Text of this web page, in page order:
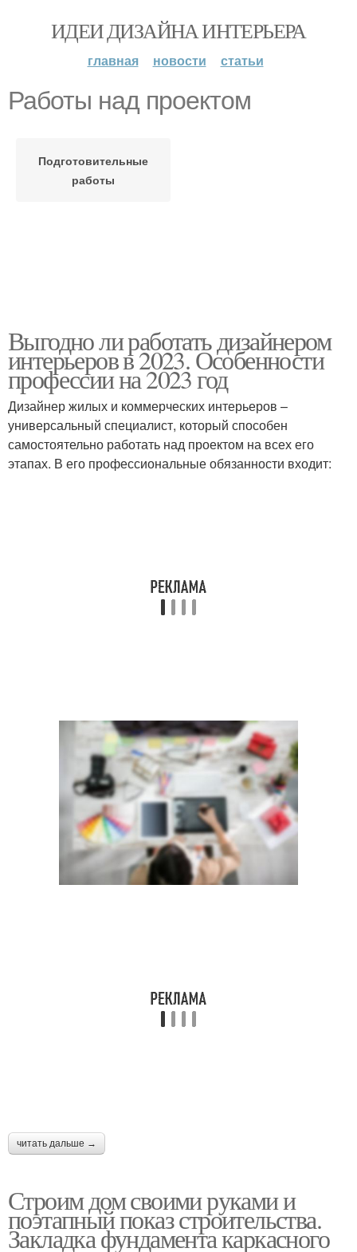
ИДЕИ ДИЗАЙНА ИНТЕРЬЕРА
главная новости статьи
Работы над проектом
Подготовительные
работы
Выгодно ли работать дизайнером
интерьеров в 2023. Особенности
профессии на 2023 год
Дизайнер жилых и коммерческих интерьеров –
универсальный специалист, который способен
самостоятельно работать над проектом на всех его
этапах. В его профессиональные обязанности входит:
читать дальше →
Строим дом своими руками и
поэтапный показ строительства.
Закладка фундамента каркасного